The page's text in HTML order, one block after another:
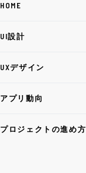
HOME
UI設計
UXデザイン
アプリ動向
プロジェクトの進め方